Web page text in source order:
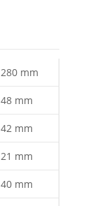
280 mm
48 mm
42 mm
21 mm
40 mm